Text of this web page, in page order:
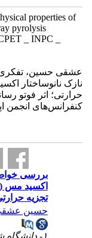
properties of
pyrolysis
_ INPC _
عشقی حسین، تفکری
حرارتی؛ اثر فوتو
کنفرانس‌های انجمن اپتیک
بررسی خواص
تجزیه
حسین عشقی